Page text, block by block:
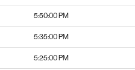
5:50:00 PM
5:35:00 PM
5:25:00 PM